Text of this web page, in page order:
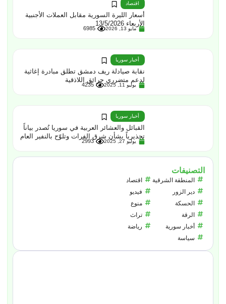
اقتصاد
أسعار الليرة السورية مقابل العملات الأجنبية
الأربعاء 13/5/2026
مايو 13, 2026 6985
أخبار سوريا
نقابة صيادلة ريف دمشق تطلق مبادرة إغاثية
لدعم متضرري حرائق اللاذقية
يوليو 11, 2025 4235
أخبار سوريا
القبائل والعشائر العربية في سوريا تُصدر بياناً
تحذيرياً بشأن شرق الفرات وتلوّح بالنفير العام
يوليو 27, 2025 2993
التصنيفات
المنطقة الشرقية
دير الزور
الحسكة
الرقة
أخبار سورية
سياسة
اقتصاد
فيديو
منوع
تراث
رياضة